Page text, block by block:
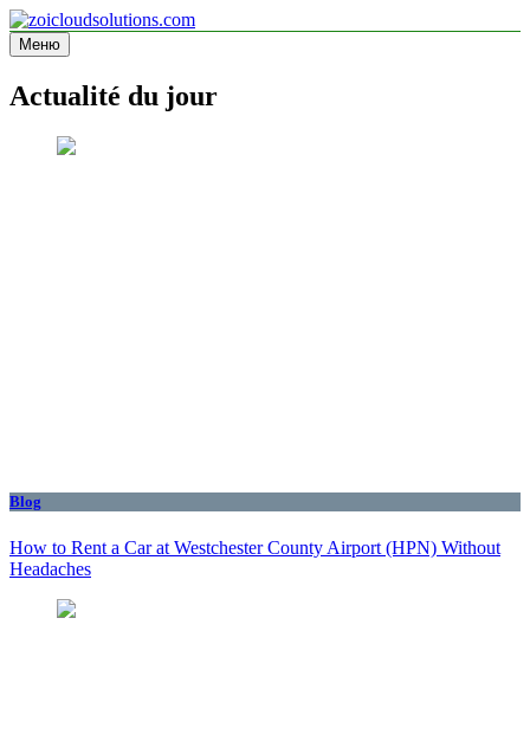
Перейти
к
содержимому
zoicloudsolutions.com
Меню
Actualité du jour
Blog
How to Rent a Car at Westchester County Airport (HPN) Without
Headaches